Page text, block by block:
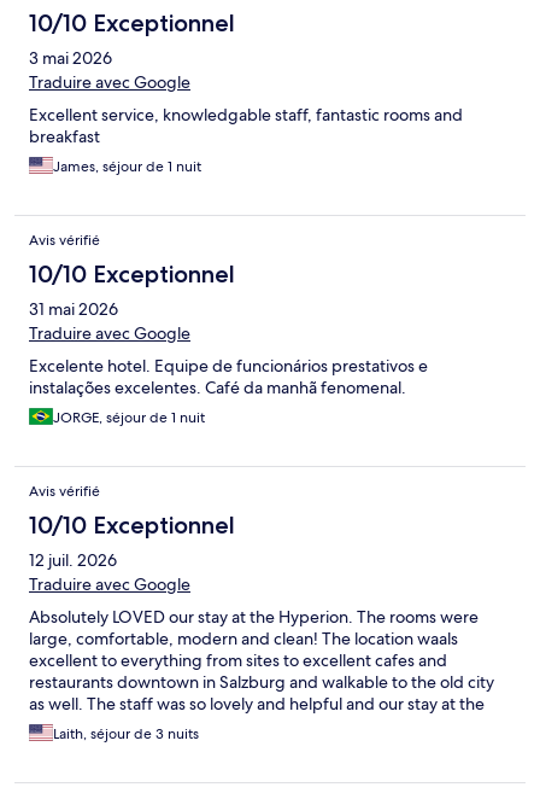
10/10 Exceptionnel
3 mai 2026
Traduire avec Google
Excellent service, knowledgable staff, fantastic rooms and
breakfast
James, séjour de 1 nuit
Avis vérifié
10/10 Exceptionnel
31 mai 2026
Traduire avec Google
Excelente hotel. Equipe de funcionários prestativos e
instalações excelentes. Café da manhã fenomenal.
JORGE, séjour de 1 nuit
Avis vérifié
10/10 Exceptionnel
12 juil. 2026
Traduire avec Google
Absolutely LOVED our stay at the Hyperion. The rooms were
large, comfortable, modern and clean! The location waals
excellent to everything from sites to excellent cafes and
restaurants downtown in Salzburg and walkable to the old city
as well. The staff was so lovely and helpful and our stay at the
Hyperion was a highlight of our 2 week trip! We will be back
again the next time we are in Salzburg!
Laith, séjour de 3 nuits